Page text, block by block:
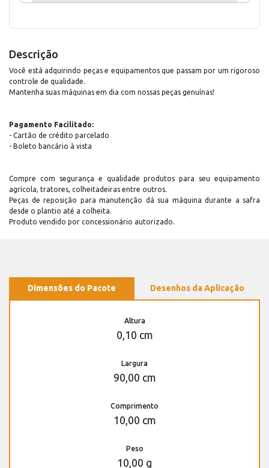
Descrição
Você está adquirindo peças e equipamentos que passam por um rigoroso
controle de qualidade.
Mantenha suas máquinas em dia com nossas peças genuínas!
Pagamento Facilitado:
- Cartão de crédito parcelado
- Boleto bancário à vista
Compre com segurança e qualidade produtos para seu equipamento
agrícola, tratores, colheitadeiras entre outros.
Peças de reposição para manutenção dá sua máquina durante a safra
desde o plantio até a colheita.
Produto vendido por concessionário autorizado.
Dimensões do Pacote Desenhos da Aplicação
Altura
0,10 cm
Largura
90,00 cm
Comprimento
10,00 cm
Peso
10,00 g